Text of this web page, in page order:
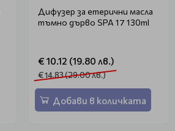
Дифузер за етерични масла
тъмно дърво SPA 17 130ml
€ 10.12 (19.80 лв.)
€ 14.83 (29.00 лв.)
Добави в количката